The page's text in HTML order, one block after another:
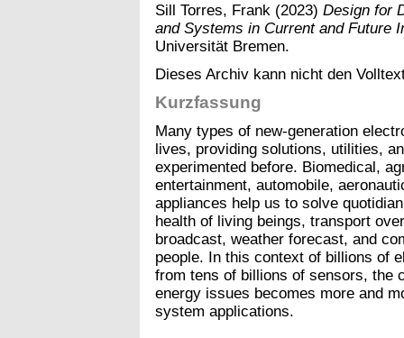
Sill Torres, Frank (2023) Design for
and Systems in Current and Future
Universität Bremen.
Dieses Archiv kann nicht den
Kurzfassung
Many types of new-generation
lives, providing solutions, utilities,
experimented before. Biomedical,
entertainment, automobile,
appliances help us to solve
health of living beings, transport
broadcast, weather forecast, and
people. In this context of billions of
from tens of billions of sensors, the
energy issues becomes more and
system applications.